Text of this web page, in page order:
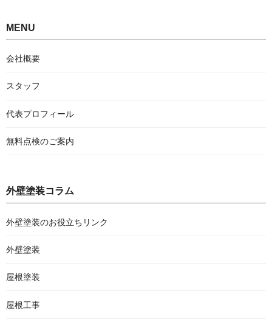
MENU
会社概要
スタッフ
代表プロフィール
無料点検のご案内
外壁塗装コラム
外壁塗装のお役立ちリンク
外壁塗装
屋根塗装
屋根工事